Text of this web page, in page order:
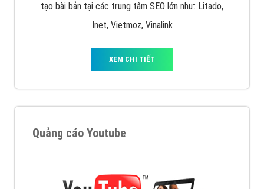
tạo bài bản tại các trung tâm SEO lớn như: Litado,
Inet, Vietmoz, Vinalink
XEM CHI TIẾT
Quảng cáo Youtube